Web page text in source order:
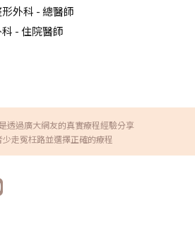
外科 - 總醫師
- 住院醫師
透過廣大網友的真實療程經驗分享
走冤枉路並選擇正確的療程